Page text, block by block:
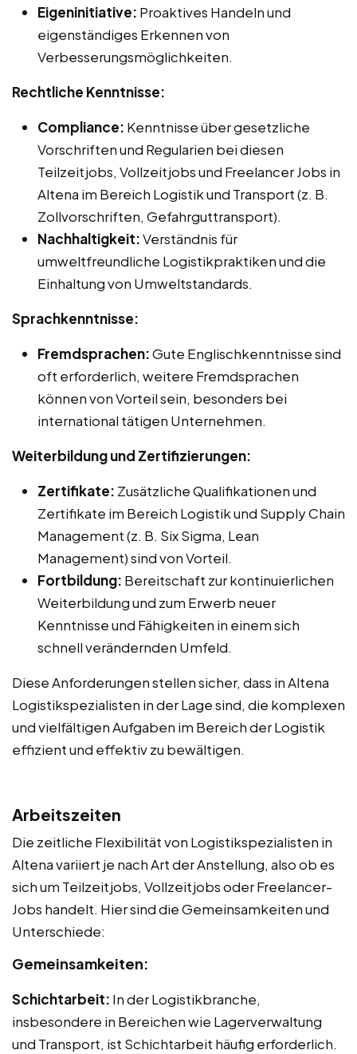
Eigeninitiative: Proaktives Handeln und
eigenständiges Erkennen von
Verbesserungsmöglichkeiten.
Rechtliche Kenntnisse:
Compliance: Kenntnisse über gesetzliche
Vorschriften und Regularien bei diesen
Teilzeitjobs, Vollzeitjobs und Freelancer Jobs in
Altena im Bereich Logistik und Transport (z. B.
Zollvorschriften, Gefahrguttransport).
Nachhaltigkeit:Verständnis für
umweltfreundliche Logistikpraktiken und die
Einhaltung von Umweltstandards.
Sprachkenntnisse:
Fremdsprachen:Gute Englischkenntnisse sind
oft erforderlich, weitere Fremdsprachen
können von Vorteil sein, besonders bei
international tätigen Unternehmen.
Weiterbildung und Zertifizierungen:
Zertifikate: Zusätzliche Qualifikationen und
Zertifikate im Bereich Logistik und Supply Chain
Management (z. B. Six Sigma, Lean
Management) sind von Vorteil.
Fortbildung: Bereitschaft zur kontinuierlichen
Weiterbildung und zum Erwerb neuer
Kenntnisse und Fähigkeiten in einem sich
schnell verändernden Umfeld.
Diese Anforderungen stellen sicher, dass in Altena
Logistikspezialisten in der Lage sind, die komplexen
und vielfältigen Aufgaben im Bereich der Logistik
effizient und effektiv zu bewältigen.
Arbeitszeiten
Die zeitliche Flexibilität von Logistikspezialisten in
Altena variiert je nach Art der Anstellung, also ob es
sich um Teilzeitjobs, Vollzeitjobs oder Freelancer-
Jobs handelt. Hier sind die Gemeinsamkeiten und
Unterschiede:
Gemeinsamkeiten:
Schichtarbeit: In der Logistikbranche,
insbesondere in Bereichen wie Lagerverwaltung
und Transport, ist Schichtarbeit häufig erforderlich.